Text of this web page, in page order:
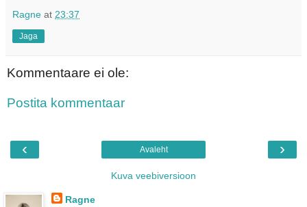
Ragne at 23:37
Jaga
Kommentaare ei ole:
Postita kommentaar
‹ ›
Avaleht
Kuva veebiversioon
Ragne